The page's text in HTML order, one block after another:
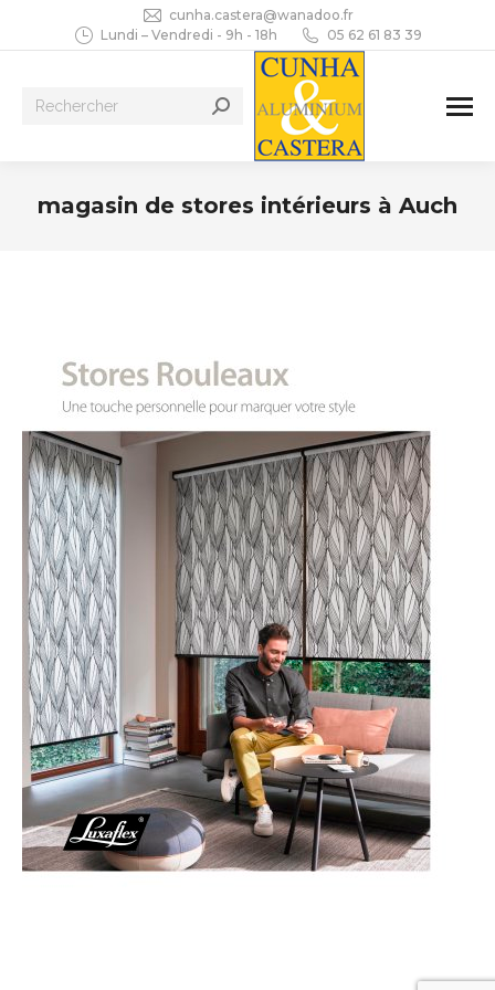
cunha.castera@wanadoo.fr
Lundi – Vendredi - 9h - 18h
05 62 61 83 39
Recherche
magasin de stores intérieurs à Auch